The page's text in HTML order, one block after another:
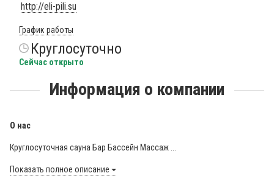
http://eli-pili.su
График работы
Круглосуточно
Сейчас открыто
Информация о компании
О нас
Круглосуточная сауна Бар Бассейн Массаж ...
Показать полное описание